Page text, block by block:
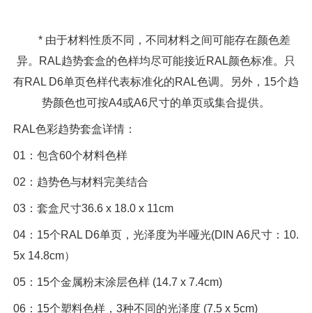
* 由于材料性质不同，不同材料之间可能存在颜色差
异。RAL趋势套盒的色样均尽可能接近RAL颜色标准。只
有RAL D6单页色样代表标准化的RAL色调。另外，15个趋
势颜色也可按A4或A6尺寸的单页或集合提供。
RAL色彩趋势套盒详情：
01：包含60个材料色样
02：趋势色与材料完美结合
03：套盒尺寸36.6 x 18.0 x 11cm
04：15个RAL D6单页，光泽度为半哑光(DIN A6尺寸：10.
5x 14.8cm）
05：15个金属粉末涂层色样 (14.7 x 7.4cm)
06：15个塑料色样，3种不同的光泽度 (7.5 x 5cm)